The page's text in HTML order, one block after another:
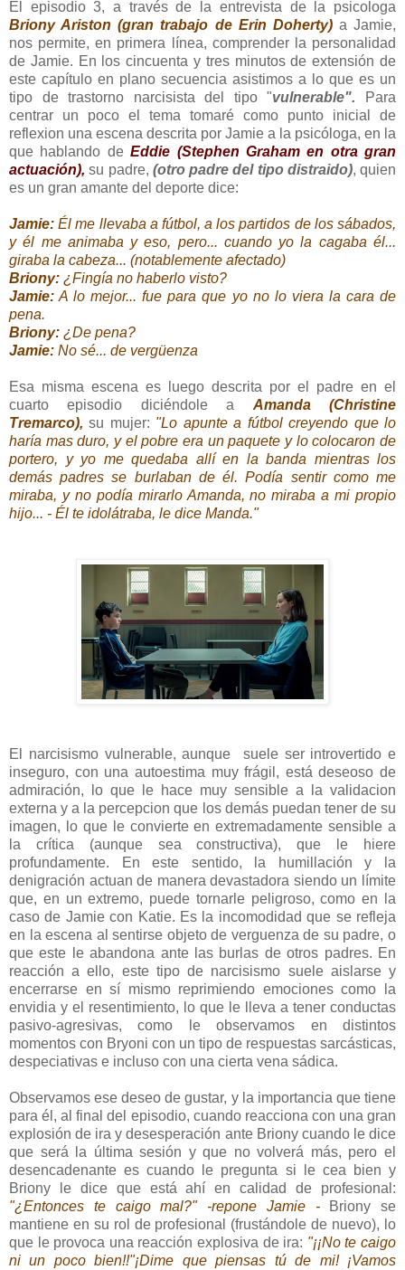
El episodio 3, a través de la entrevista de la psicologa
Briony Ariston (gran trabajo de Erin Doherty)a Jamie,
nos permite, en primera línea, comprender la personalidad
de Jamie. En los cincuenta y tres minutos de extensión de
este capítulo en plano secuencia asistimos a lo que es un
tipo de trastorno narcisista del tipo "vulnerable". Para
centrar un poco el tema tomaré como punto inicial de
reflexion una escena descrita por Jamie a la psicóloga, en la
que hablando deEddie (Stephen Graham en otra gran
actuación), su padre, (otro padre del tipo distraido), quien
es un gran amante del deporte dice:
Jamie:Él me llevaba a fútbol, a los partidos de los sábados,
y él me animaba y eso, pero... cuando yo la cagaba él...
giraba la cabeza... (notablemente afectado)
Briony: ¿Fingía no haberlo visto?
Jamie: A lo mejor... fue para que yo no lo viera la cara de
pena.
Briony: ¿De pena?
Jamie: No sé... de vergüenza
Esa misma escena es luego descrita por el padre en el
cuarto episodio diciéndole a Amanda (Christine
Tremarco), su mujer: "Lo apunte a fútbol creyendo que lo
haría mas duro, y el pobre era un paquete y lo colocaron de
portero, y yo me quedaba allí en la banda mientras los
demás padres se burlaban de él. Podía sentir como me
miraba, y no podía mirarlo Amanda, no miraba a mi propio
hijo... - Él te idolátraba, le dice Manda."
El narcisismo vulnerable, aunque suele ser introvertido e
inseguro, con una autoestima muy frágil, está deseoso de
admiración, lo que le hace muy sensible a la validacion
externa y a la percepcion que los demás puedan tener de su
imagen, lo que le convierte en extremadamente sensible a
la crítica (aunque sea constructiva), que le hiere
profundamente. En este sentido, la humillación y la
denigración actuan de manera devastadora siendo un límite
que, en un extremo, puede tornarle peligroso, como en la
caso de Jamie con Katie. Es la incomodidad que se refleja
en la escena al sentirse objeto de verguenza de su padre, o
que este le abandona ante las burlas de otros padres. En
reacción a ello, este tipo de narcisismo suele aislarse y
encerrarse en sí mismo reprimiendo emociones como la
envidia y el resentimiento, lo que le lleva a tener conductas
pasivo-agresivas, como le observamos en distintos
momentos con Bryoni con un tipo de respuestas sarcásticas,
despeciativas e incluso con una cierta vena sádica.
Observamos ese deseo de gustar, y la importancia que tiene
para él, al final del episodio, cuando reacciona con una gran
explosión de ira y desesperación ante Briony cuando le dice
que será la última sesión y que no volverá más, pero el
desencadenante es cuando le pregunta si le cea bien y
Briony le dice que está ahí en calidad de profesional:
"¿Entonces te caigo mal?" -repone Jamie -Briony se
mantiene en su rol de profesional (frustándole de nuevo), lo
que le provoca una reacción explosiva de ira: "¡¡No te caigo
ni un poco bien!!"¡Dime que piensas tú de mi! ¡Vamos